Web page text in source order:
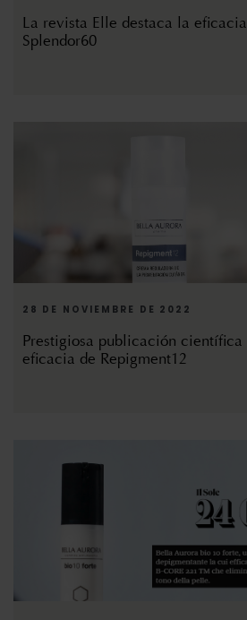
La revista Elle destaca la
Splendor60
28 DE NOVIEMBRE DE 2022
Prestigiosa publicación científica
eficacia de Repigment12